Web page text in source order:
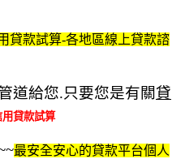
貸款試算-各地區線上貸款諮
道給您.只要您是有關貸
用貸款試算
最安全安心的貸款平台個人